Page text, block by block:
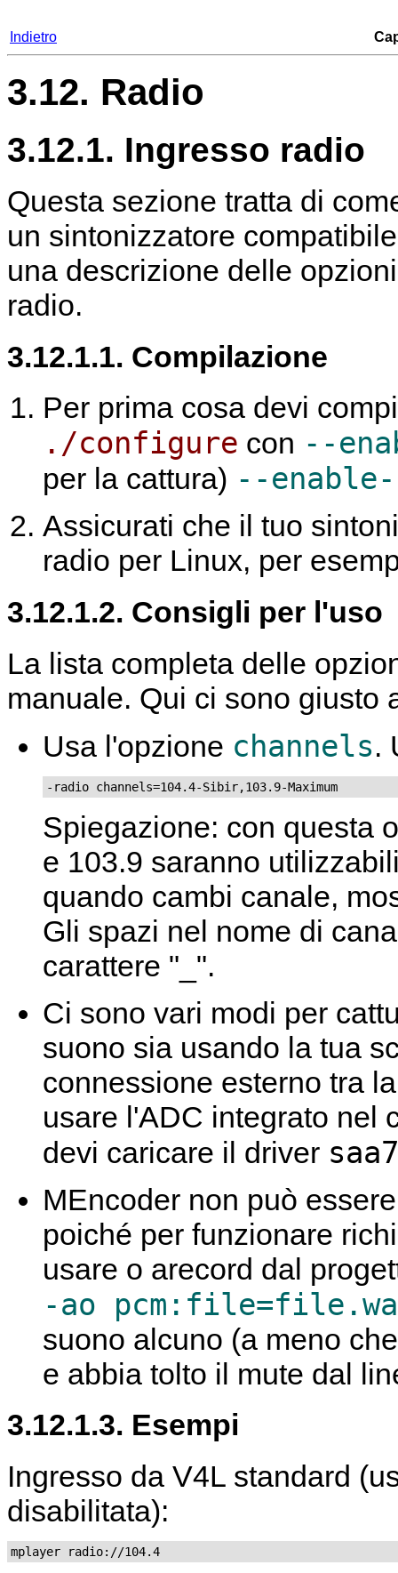
Indietro
3.12. Radio
3.12.1. Ingresso radio
Questa sezione tratta di
un sintonizzatore
una descrizione delle
radio.
3.12.1.1. Compilazione
Per prima cosa devi
./configure con --
per la cattura) --
Assicurati che il tuo
radio per Linux, per
3.12.1.2. Consigli per l'uso
La lista completa delle
manuale. Qui ci sono giusto
Usa l'opzione channels.
-radio channels=104.4-Sibir,103.9-Maximum
Spiegazione: con questa
e 103.9 saranno
quando cambi canale,
Gli spazi nel nome di
carattere "_".
Ci sono vari modi per
suono sia usando la tua
connessione esterno tra
usare l'ADC integrato nel
devi caricare il driver
MEncoder non può
poiché per funzionare
usare o arecord dal
-ao
suono alcuno (a meno
e abbia tolto il mute dal
3.12.1.3. Esempi
Ingresso da V4L standard
disabilitata):
mplayer radio://104.4